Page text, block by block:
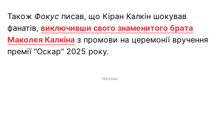
Також Фокус писав, що Кіран Калкін шокував
фанатів, виключивши свого знаменитого брата
Маколея Калкіна з промови на церемонії вручення
премії "Оскар" 2025 року.
РЕКЛАМА